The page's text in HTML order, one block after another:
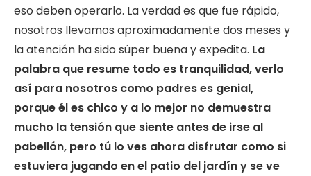
eso deben operarlo. La verdad es que fue rápido,
nosotros llevamos aproximadamente dos meses y
la atención ha sido súper buena y expedita. La
palabra que resume todo es tranquilidad, verlo
así para nosotros como padres es genial,
porque él es chico y a lo mejor no demuestra
mucho la tensión que siente antes de irse al
pabellón, pero tú lo ves ahora disfrutar como si
estuviera jugando en el patio del jardín y se ve